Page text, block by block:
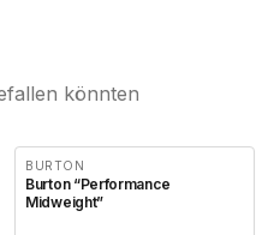
könnten
BURTON
Burton “Performance
Midweight”